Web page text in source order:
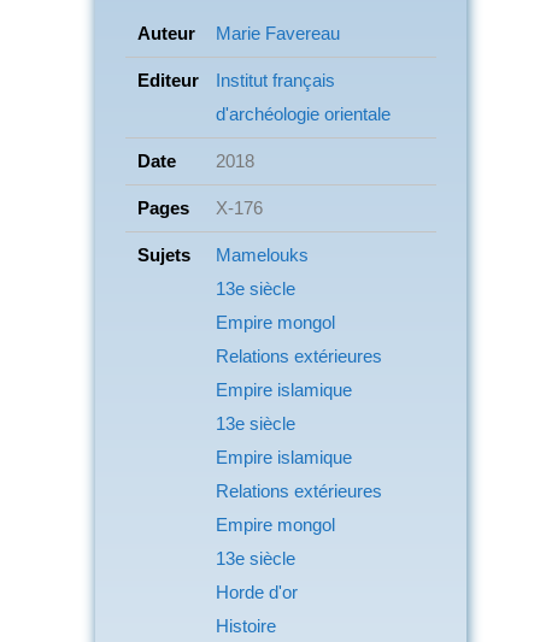
Auteur Marie Favereau
Editeur
Institut français
d'archéologie orientale
Date 2018
Pages X-176
Sujets
Mamelouks
13e siècle
Empire mongol
Relations extérieures
Empire islamique
13e siècle
Empire islamique
Relations extérieures
Empire mongol
13e siècle
Horde d'or
Histoire